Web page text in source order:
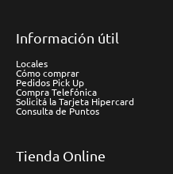
Información útil
Locales
Cómo comprar
Pedidos Pick Up
Compra Telefónica
Solicitá la Tarjeta Hipercard
Consulta de Puntos
Tienda Online